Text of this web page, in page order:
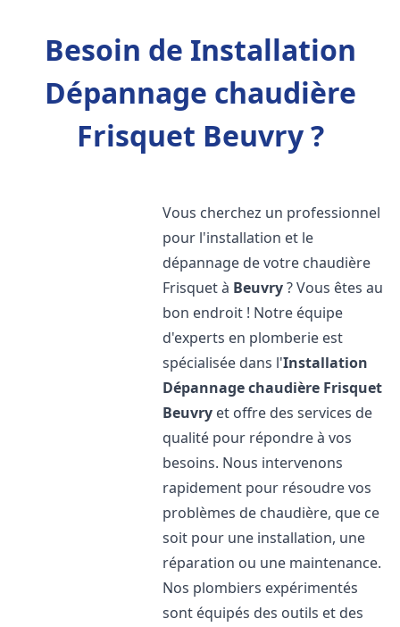
Besoin de Installation
Dépannage chaudière
Frisquet Beuvry ?
Vous cherchez un professionnel
pour l'installation et le
dépannage de votre chaudière
Frisquet à Beuvry? Vous êtes au
bon endroit ! Notre équipe
d'experts en plomberie est
spécialisée dans l'Installation
Dépannage chaudière Frisquet
Beuvry et offre des services de
qualité pour répondre à vos
besoins. Nous intervenons
rapidement pour résoudre vos
problèmes de chaudière, que ce
soit pour une installation, une
réparation ou une maintenance.
Nos plombiers expérimentés
sont équipés des outils et des